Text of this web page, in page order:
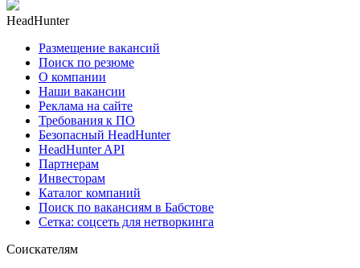
HeadHunter
Размещение вакансий
Поиск по резюме
О компании
Наши вакансии
Реклама на сайте
Требования к ПО
Безопасный HeadHunter
HeadHunter API
Партнерам
Инвесторам
Каталог компаний
Поиск по вакансиям в Бабстове
Сетка: соцсеть для нетворкинга
Соискателям